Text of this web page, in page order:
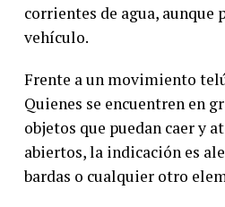
corrientes de agua, aunque
vehículo.
Frente a un movimiento
Quienes se encuentren en
objetos que puedan caer y
abiertos, la indicación es
bardas o cualquier otro